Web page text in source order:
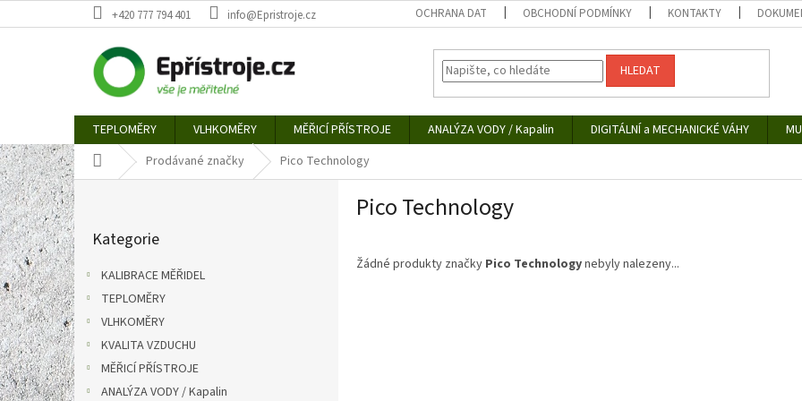
na
+420 777 794 401 info@Epristroje.cz OCHRANA DAT OBCHODNÍ PODMÍNKY KONTAKTY
HLEDAT
TEPLOMĚRY VLHKOMĚRY MĚŘICÍ PŘÍSTROJE ANALÝZA VODY / Kapalin DIGITÁLNÍ a MECHANICKÉ VÁHY
Domů Prodávané značky Pico Technology
P
o
s
t
r
a
n
n
í
p
a
kategorie
Kategorie
KALIBRACE MĚŘIDEL
TEPLOMĚRY
VLHKOMĚRY
KVALITA VZDUCHU
MĚŘICÍ PŘÍSTROJE
ANALÝZA VODY / Kapalin
Pico Technology
Žádné produkty značky Pico Technologynebyly nalezeny...